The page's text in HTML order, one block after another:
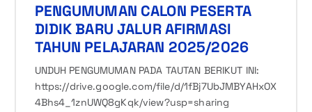
PENGUMUMAN CALON PESERTA
DIDIK BARU JALUR AFIRMASI
TAHUN PELAJARAN 2025/2026
UNDUH PENGUMUMAN PADA TAUTAN BERIKUT INI:
https://drive.google.com/file/d/1fBj7UbJMBYAHxOX
4Bhs4_1znUWQ8gKqk/view?usp=sharing